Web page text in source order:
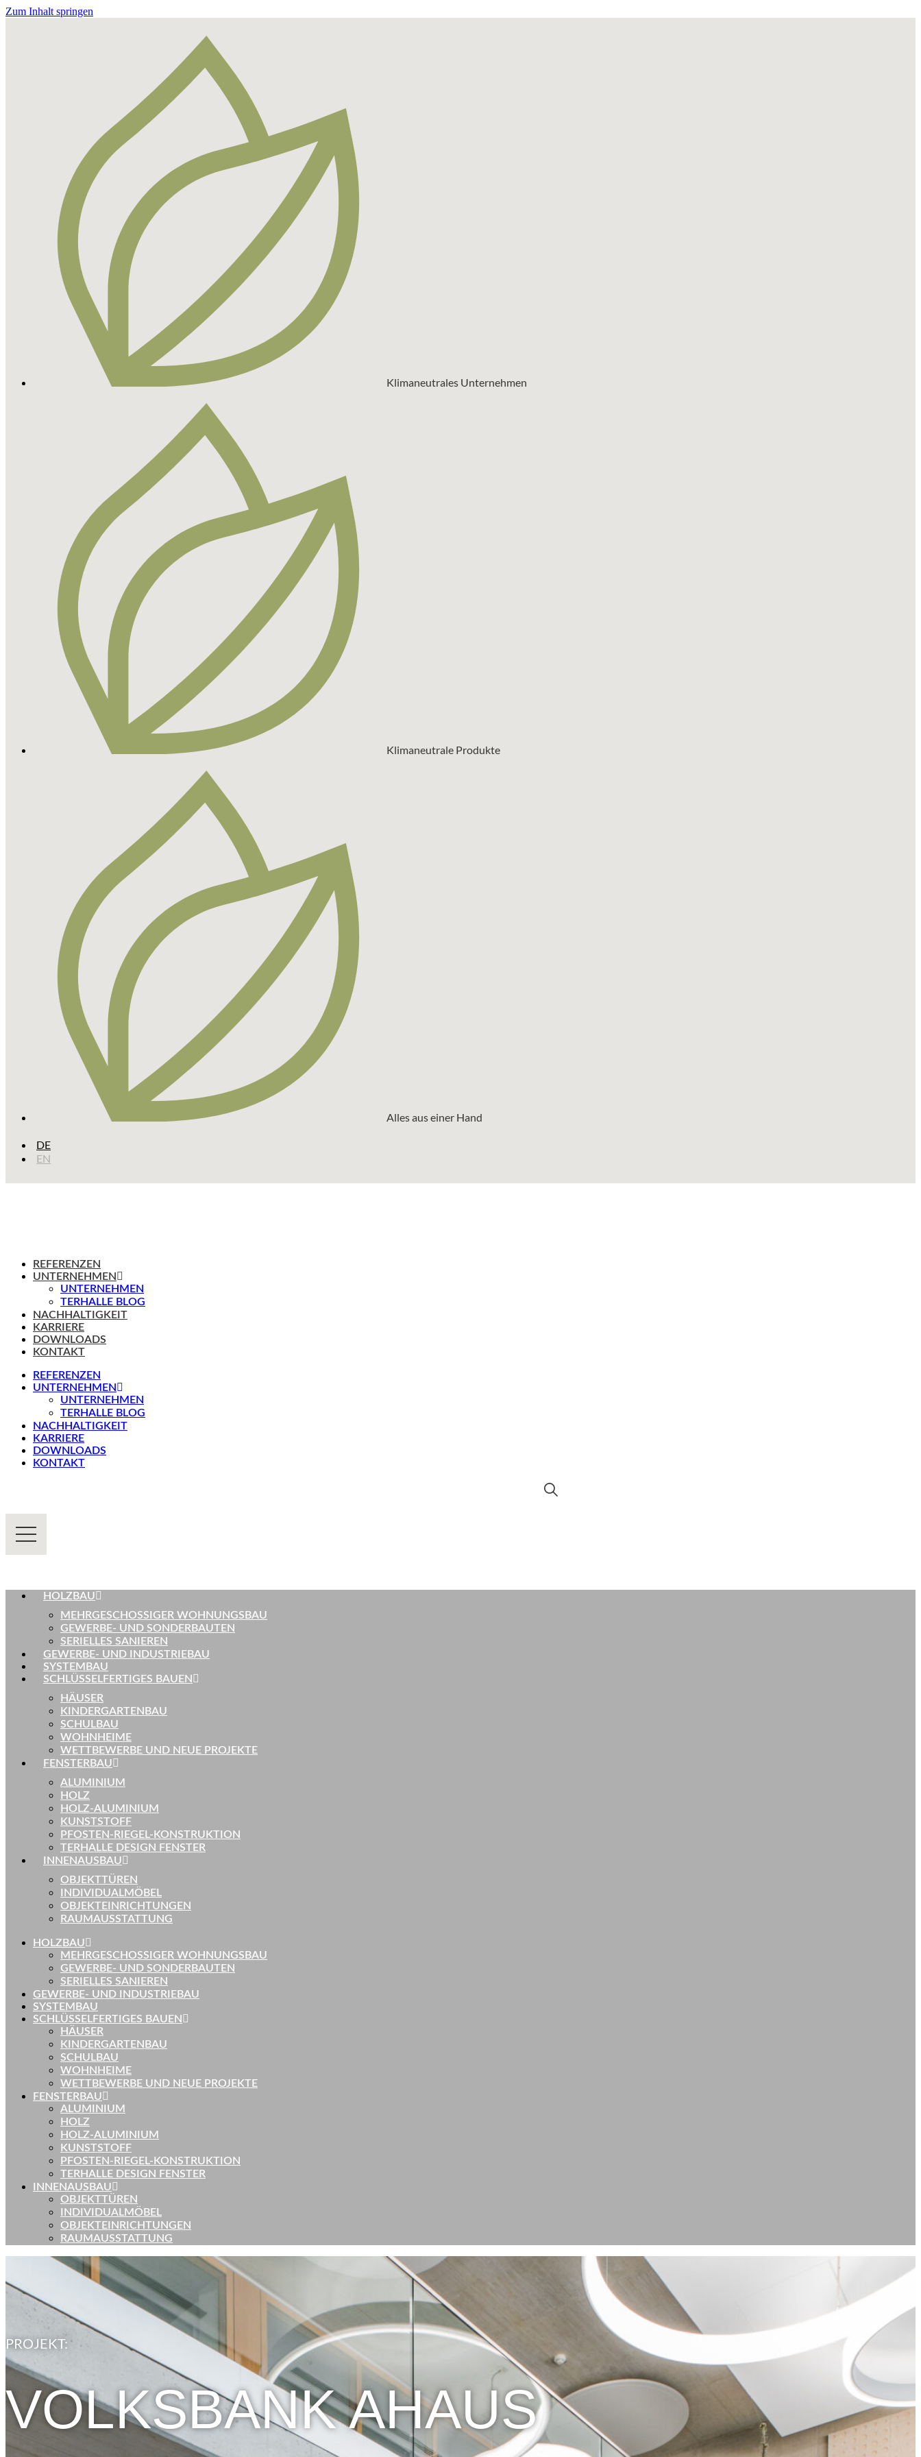
Zum Inhalt springen
Klimaneutrales Unternehmen
Klimaneutrale Produkte
Alles aus einer Hand
DE
EN
REFERENZEN
UNTERNEHMEN
UNTERNEHMEN
TERHALLE BLOG
NACHHALTIGKEIT
KARRIERE
DOWNLOADS
KONTAKT
REFERENZEN
UNTERNEHMEN
UNTERNEHMEN
TERHALLE BLOG
NACHHALTIGKEIT
KARRIERE
DOWNLOADS
KONTAKT
HOLZBAU
MEHRGESCHOSSIGER WOHNUNGSBAU
GEWERBE- UND SONDERBAUTEN
SERIELLES SANIEREN
GEWERBE- UND INDUSTRIEBAU
SYSTEMBAU
SCHLÜSSELFERTIGES BAUEN
HÄUSER
KINDERGARTENBAU
SCHULBAU
WOHNHEIME
WETTBEWERBE UND NEUE PROJEKTE
FENSTERBAU
ALUMINIUM
HOLZ
HOLZ-ALUMINIUM
KUNSTSTOFF
PFOSTEN-RIEGEL-KONSTRUKTION
TERHALLE DESIGN FENSTER
INNENAUSBAU
OBJEKTTÜREN
INDIVIDUALMÖBEL
OBJEKTEINRICHTUNGEN
RAUMAUSSTATTUNG
HOLZBAU
MEHRGESCHOSSIGER WOHNUNGSBAU
GEWERBE- UND SONDERBAUTEN
SERIELLES SANIEREN
GEWERBE- UND INDUSTRIEBAU
SYSTEMBAU
SCHLÜSSELFERTIGES BAUEN
HÄUSER
KINDERGARTENBAU
SCHULBAU
WOHNHEIME
WETTBEWERBE UND NEUE PROJEKTE
FENSTERBAU
ALUMINIUM
HOLZ
HOLZ-ALUMINIUM
KUNSTSTOFF
PFOSTEN-RIEGEL-KONSTRUKTION
TERHALLE DESIGN FENSTER
INNENAUSBAU
OBJEKTTÜREN
INDIVIDUALMÖBEL
OBJEKTEINRICHTUNGEN
RAUMAUSSTATTUNG
PROJEKT:
VOLKSBANK AHAUS